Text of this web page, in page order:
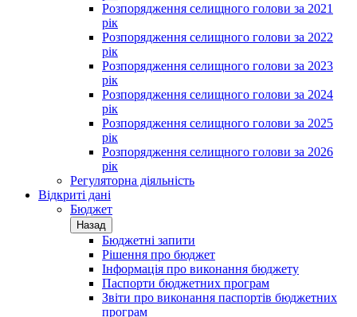
Розпорядження селищного голови за 2021
рік
Розпорядження селищного голови за 2022
рік
Розпорядження селищного голови за 2023
рік
Розпорядження селищного голови за 2024
рік
Розпорядження селищного голови за 2025
рік
Розпорядження селищного голови за 2026
рік
Регуляторна діяльність
Відкриті дані
Бюджет
Назад
Бюджетні запити
Рішення про бюджет
Інформація про виконання бюджету
Паспорти бюджетних програм
Звіти про виконання паспортів бюджетних
програм